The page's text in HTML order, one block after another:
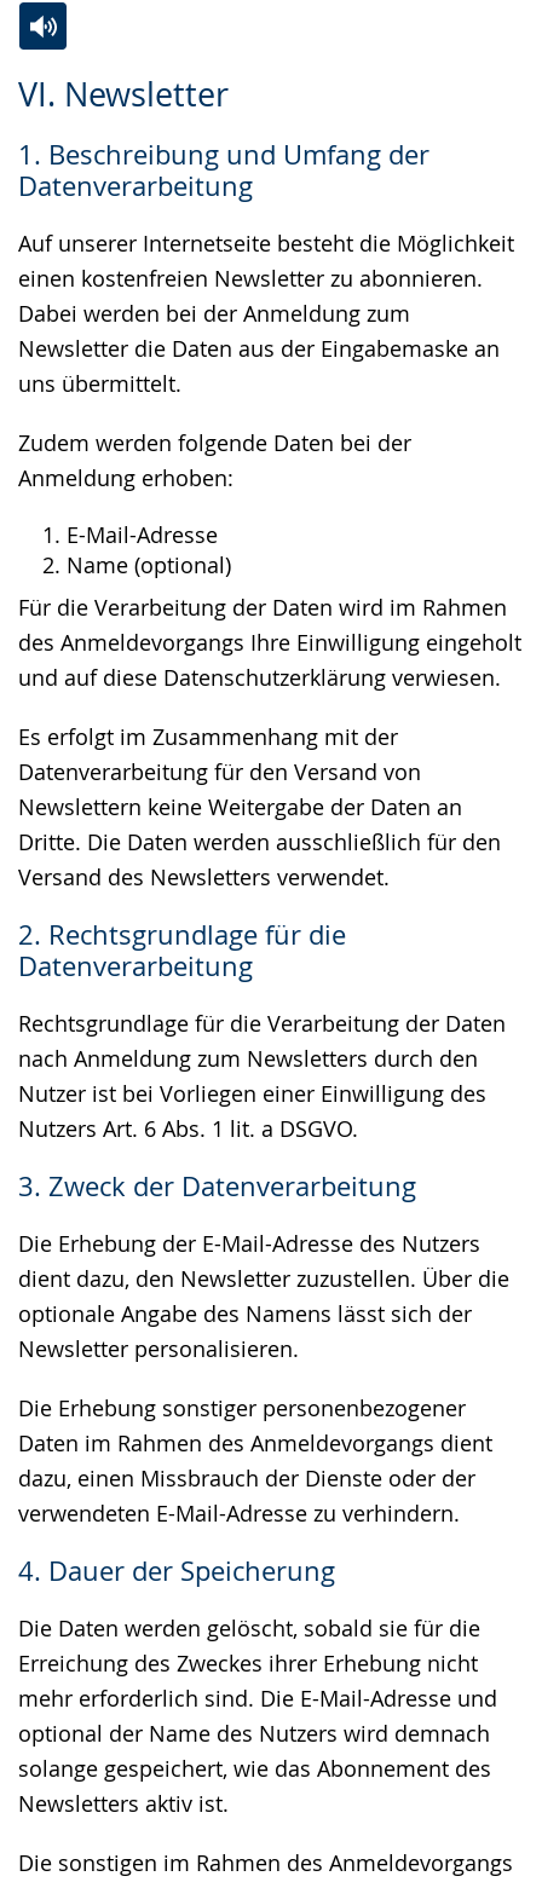
VI. Newsletter
1. Beschreibung und Umfang der
Datenverarbeitung
Auf unserer Internetseite besteht die Möglichkeit
einen kostenfreien Newsletter zu abonnieren.
Dabei werden bei der Anmeldung zum
Newsletter die Daten aus der Eingabemaske an
uns übermittelt.
Zudem werden folgende Daten bei der
Anmeldung erhoben:
E-Mail-Adresse
Name (optional)
Für die Verarbeitung der Daten wird im Rahmen
des Anmeldevorgangs Ihre Einwilligung eingeholt
und auf diese Datenschutzerklärung verwiesen.
Es erfolgt im Zusammenhang mit der
Datenverarbeitung für den Versand von
Newslettern keine Weitergabe der Daten an
Dritte. Die Daten werden ausschließlich für den
Versand des Newsletters verwendet.
2. Rechtsgrundlage für die
Datenverarbeitung
Rechtsgrundlage für die Verarbeitung der Daten
nach Anmeldung zum Newsletters durch den
Nutzer ist bei Vorliegen einer Einwilligung des
Nutzers Art. 6 Abs. 1 lit. a DSGVO.
3. Zweck der Datenverarbeitung
Die Erhebung der E-Mail-Adresse des Nutzers
dient dazu, den Newsletter zuzustellen. Über die
optionale Angabe des Namens lässt sich der
Newsletter personalisieren.
Die Erhebung sonstiger personenbezogener
Daten im Rahmen des Anmeldevorgangs dient
dazu, einen Missbrauch der Dienste oder der
verwendeten E-Mail-Adresse zu verhindern.
4. Dauer der Speicherung
Die Daten werden gelöscht, sobald sie für die
Erreichung des Zweckes ihrer Erhebung nicht
mehr erforderlich sind. Die E-Mail-Adresse und
optional der Name des Nutzers wird demnach
solange gespeichert, wie das Abonnement des
Newsletters aktiv ist.
Die sonstigen im Rahmen des Anmeldevorgangs
Leichten
wechseln.
Audio-
Video
Deutscher
wird
angezeigt.